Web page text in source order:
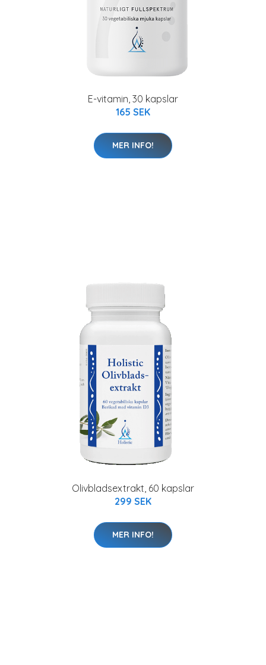
E-vitamin, 30 kapslar
165 SEK
MER INFO!
Olivbladsextrakt, 60 kapslar
299 SEK
MER INFO!